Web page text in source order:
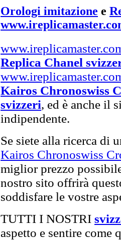
Orologi imitazione e
Replica Chanel
Kairos Chronoswiss
svizzeri, ed è anche il
indipendente.
Se siete alla ricerca di
Kairos Chronoswiss
miglior prezzo
nostro sito offrirà
soddisfare le vostre
TUTTI I NOSTRI
aspetto e sentire